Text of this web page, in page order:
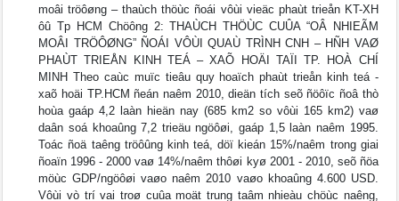
moâi tröôøng – thaùch thöùc ñoái vôùi vieäc phaùt trieån KT-XH
ôû Tp HCM Chöông 2: THAÙCH THÖÙC CUÛA “OÂ NHIEÃM
MOÂI TRÖÔØNG” ÑOÁI VÔÙI QUAÙ TRÌNH CNH – HÑH VAØ
PHAÙT TRIEÅN KINH TEÁ – XAÕ HOÄI TAÏI TP. HOÀ CHÍ
MINH Theo caùc muïc tieâu quy hoaïch phaùt trieån kinh teá -
xaõ hoäi TP.HCM ñeán naêm 2010, dieän tích seõ ñöôïc ñoâ thò
hoùa gaáp 4,2 laàn hieän nay (685 km2 so vôùi 165 km2) vaø
daân soá khoaûng 7,2 trieäu ngöôøi, gaáp 1,5 laàn naêm 1995.
Toác ñoä taêng tröôûng kinh teá, döï kieán 15%/naêm trong giai
ñoaïn 1996 - 2000 vaø 14%/naêm thôøi kyø 2001 - 2010, seõ ñöa
möùc GDP/ngöôøi vaøo naêm 2010 vaøo khoaûng 4.600 USD.
Vôùi vò trí vai troø cuûa moät trung taâm nhieàu chöùc naêng,